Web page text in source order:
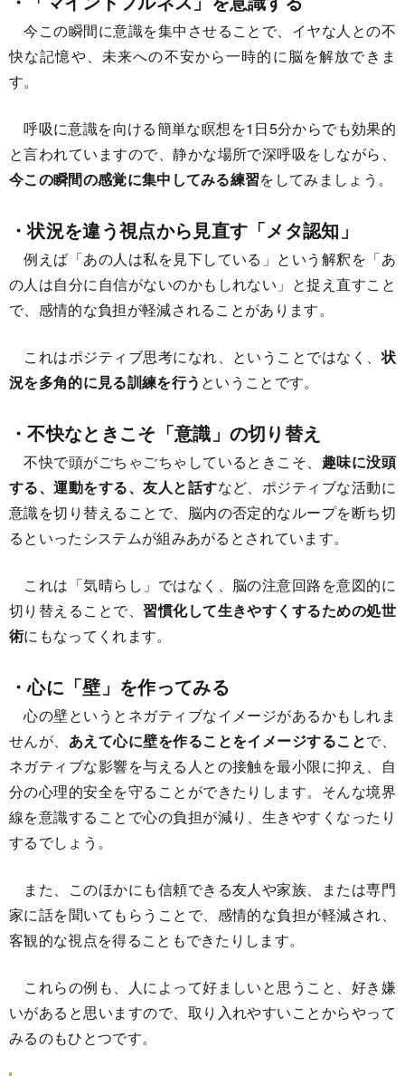
今この瞬間に意識を集中させることで、イヤな人との不
快な記憶や、未来への不安から一時的に脳を解放できま
す。
呼吸に意識を向ける簡単な瞑想を1日5分からでも効果的
と言われていますので、静かな場所で深呼吸をしながら、
今この瞬間の感覚に集中してみる練習をしてみましょう。
・状況を違う視点から見直す「メタ認知」
例えば「あの人は私を見下している」という解釈を「あ
の人は自分に自信がないのかもしれない」と捉え直すこと
で、感情的な負担が軽減されることがあります。
これはポジティブ思考になれ、ということではなく、状
況を多角的に見る訓練を行う ということです。
・不快なときこそ「意識」の切り替え
不快で頭がごちゃごちゃしているときこそ、 趣味に没頭
する、運動をする、友人と話すなど、ポジティブな活動に
意識を切り替えることで、脳内の否定的なループを断ち切
るといったシステムが組みあがるとされています。
これは「気晴らし」ではなく、脳の注意回路を意図的に
切り替えることで、習慣化して生きやすくするための処世
術にもなってくれます。
・心に「壁」を作ってみる
心の壁というとネガティブなイメージがあるかもしれま
せんが、 あえて心に壁を作ることをイメージすることで、
ネガティブな影響を与える人との接触を最小限に抑え、自
分の心理的安全を守ることができたりします。そんな境界
線を意識することで心の負担が減り、生きやすくなったり
するでしょう。
また、このほかにも信頼できる友人や家族、または専門
家に話を聞いてもらうことで、感情的な負担が軽減され、
客観的な視点を得ることもできたりします。
これらの例も、人によって好ましいと思うこと、好き嫌
いがあると思いますので、取り入れやすいことからやって
みるのもひとつです。